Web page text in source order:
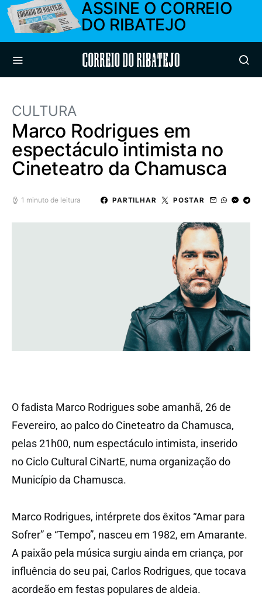
ASSINE O CORREIO
DO RIBATEJO
Correio do Ribatejo
CULTURA
Marco Rodrigues em
espectáculo intimista no
Cineteatro da Chamusca
1 minuto de leitura PARTILHAR POSTAR
O fadista Marco Rodrigues sobe amanhã, 26 de
Fevereiro, ao palco do Cineteatro da Chamusca,
pelas 21h00, num espectáculo intimista, inserido
no Ciclo Cultural CiNartE, numa organização do
Município da Chamusca.
Marco Rodrigues, intérprete dos êxitos “Amar para
Sofrer” e “Tempo”, nasceu em 1982, em Amarante.
A paixão pela música surgiu ainda em criança, por
influência do seu pai, Carlos Rodrigues, que tocava
acordeão em festas populares de aldeia.